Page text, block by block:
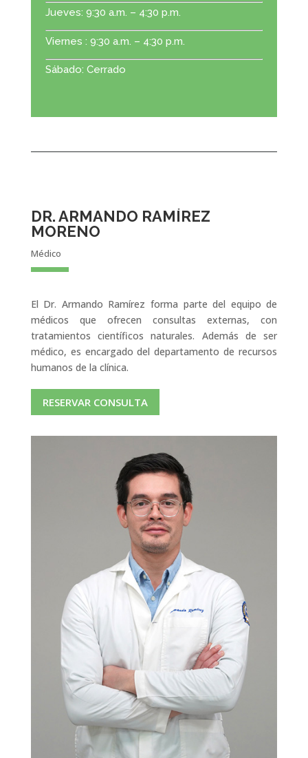
Jueves: 9:30 a.m. – 4:30 p.m.
Viernes : 9:30 a.m. – 4:30 p.m.
Sábado: Cerrado
DR. ARMANDO RAMÍREZ
MORENO
Médico
El Dr. Armando Ramírez forma parte del equipo de
médicos que ofrecen consultas externas, con
tratamientos científicos naturales. Además de ser
médico, es encargado del departamento de recursos
humanos de la clínica.
RESERVAR CONSULTA